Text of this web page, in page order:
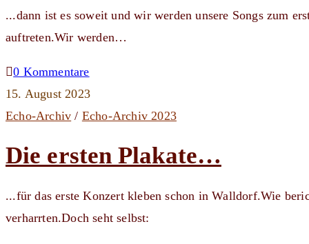
...dann ist es soweit und wir werden unsere Songs zum
auftreten.Wir werden…
0 Kommentare
15. August 2023
Echo-Archiv / Echo-Archiv 2023
Die ersten Plakate…
...für das erste Konzert kleben schon in Walldorf.Wie
verharrten.Doch seht selbst: